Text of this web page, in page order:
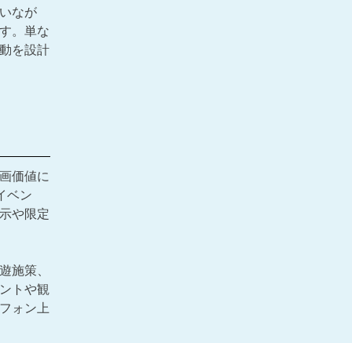
なが
。単な
を設計
価値に
ベン
や限定
施策、
トや観
ォン上